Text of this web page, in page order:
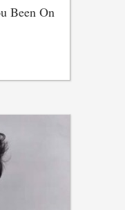
Been On